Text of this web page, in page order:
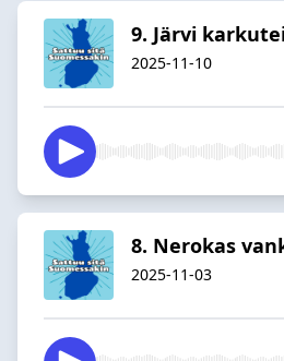
9. Järvi
2025-11-10
8. Nerokas
2025-11-03